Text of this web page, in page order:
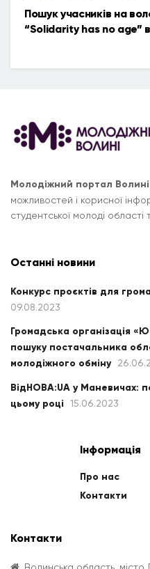
Пошук учасників на
“Solidarity has no age”
Молодіжний портал Волині
можливостей і корисної
студентської молоді
Останні новини
Конкурс проєктів для
09.08.2023
Громадська організація
пошуку постачальника
молодіжного обміну
ВідНОВА:UA у Маневичах:
цьому році
15.06.2023
Інформація
Про нас
Контакти
Контакти